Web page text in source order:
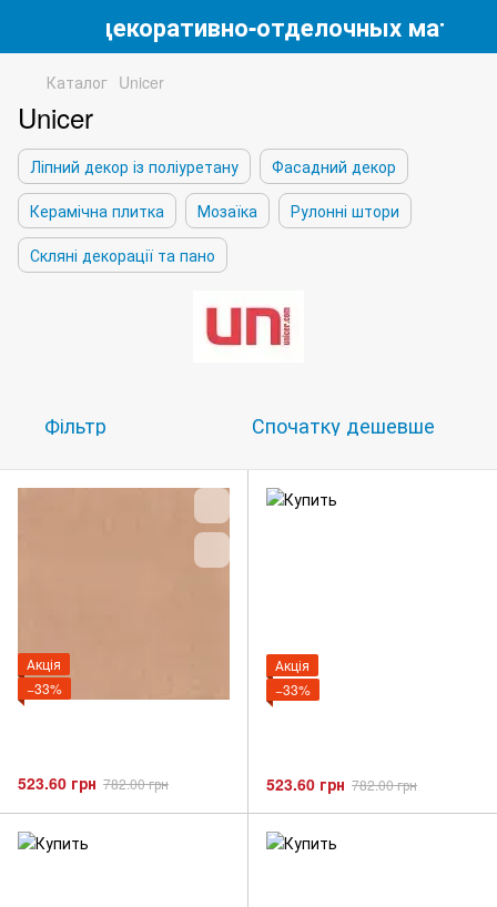
декоративно-отделочных
Каталог Unicer
Unicer
Ліпний декор із поліуретану
Фасадний декор
Керамічна плитка
Мозаїка
Рулонні штори
Скляні декорації та пано
Фільтр Спочатку дешевше
Акція
−33%
523.60 грн 782.00 грн
Акція
−33%
523.60 грн 782.00 грн